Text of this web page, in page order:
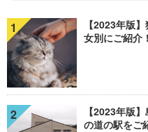
1
【2023年版
女別にご紹介！
2
【2023年版
の道の駅をご